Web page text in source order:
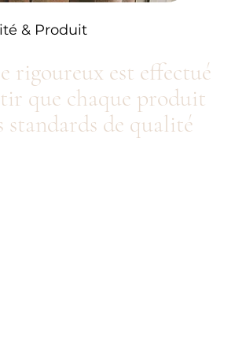
& Produit
rigoureux est effectué
que chaque produit
standards de qualité